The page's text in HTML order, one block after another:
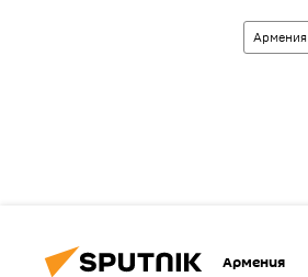
Армения
Армения